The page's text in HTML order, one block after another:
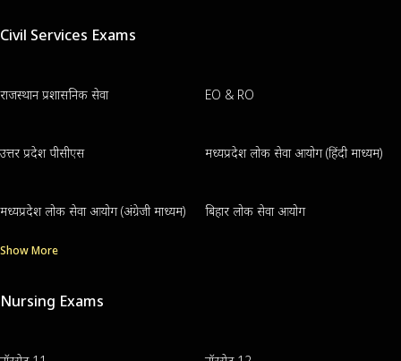
Civil Services Exams
राजस्थान प्रशासनिक सेवा EO & RO
उत्तर प्रदेश पीसीएस मध्यप्रदेश लोक सेवा आयोग (हिंदी माध्यम)
मध्यप्रदेश लोक सेवा आयोग (अंग्रेजी माध्यम) बिहार लोक सेवा आयोग
Show More
Nursing Exams